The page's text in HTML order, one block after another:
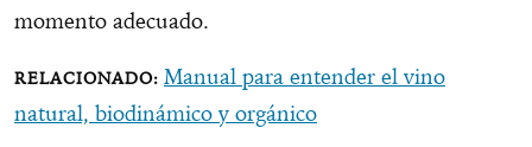
momento adecuado.
Manual para entender el vino
natural, biodinámico y orgánico